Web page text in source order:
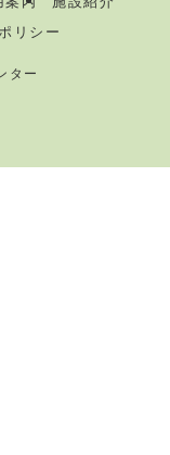
リシー
ター